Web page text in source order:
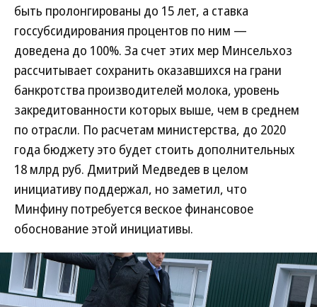
быть пролонгированы до 15 лет, а ставка
госсубсидирования процентов по ним —
доведена до 100%. За счет этих мер Минсельхоз
рассчитывает сохранить оказавшихся на грани
банкротства производителей молока, уровень
закредитованности которых выше, чем в среднем
по отрасли. По расчетам министерства, до 2020
года бюджету это будет стоить дополнительных
18 млрд руб. Дмитрий Медведев в целом
инициативу поддержал, но заметил, что
Минфину потребуется веское финансовое
обоснование этой инициативы.